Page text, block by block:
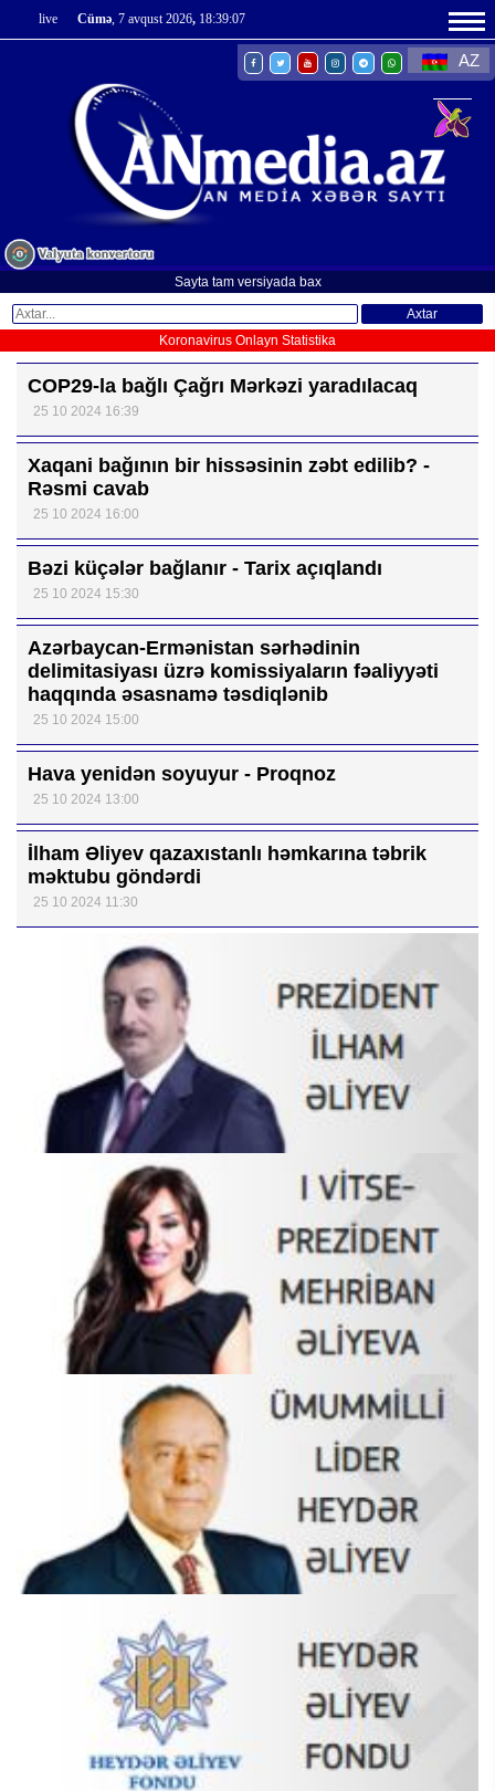
live Cümə, 7 avqust 2026, 18:39:08
AZ
Sayta tam versiyada bax
Axtar
Koronavirus Onlayn Statistika
COP29-la bağlı Çağrı Mərkəzi yaradılacaq
25 10 2024 16:39
Xaqani bağının bir hissəsinin zəbt edilib? -
Rəsmi cavab
25 10 2024 16:00
Bəzi küçələr bağlanır - Tarix açıqlandı
25 10 2024 15:30
Azərbaycan-Ermənistan sərhədinin
delimitasiyası üzrə komissiyaların fəaliyyəti
haqqında əsasnamə təsdiqlənib
25 10 2024 15:00
Hava yenidən soyuyur - Proqnoz
25 10 2024 13:00
İlham Əliyev qazaxıstanlı həmkarına təbrik
məktubu göndərdi
25 10 2024 11:30